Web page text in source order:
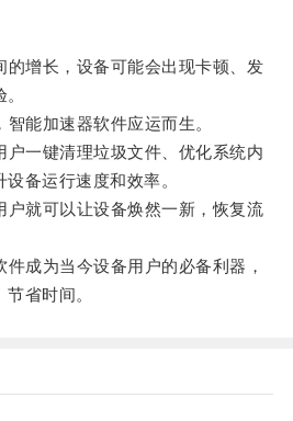
增长，设备可能会出现卡顿、发
能加速器软件应运而生。
一键清理垃圾文件、优化系统内
备运行速度和效率。
就可以让设备焕然一新，恢复流
成为当今设备用户的必备利器，
省时间。